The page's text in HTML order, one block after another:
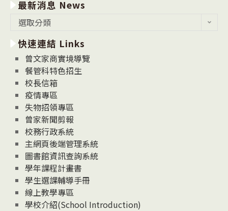
最新消息 News
消
息
News
選取分類
快速連結 Links
曾文家商實境導覽
餐管科特色招生
校長信箱
疫情專區
失物招領專區
曾家新聞剪報
校務行政系統
主網頁後端管理系統
圖書館資訊查詢系統
學年課程計畫書
學生選課輔導手冊
線上教學專區
學校介紹(School Introduction)